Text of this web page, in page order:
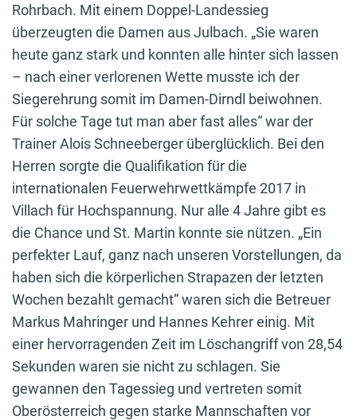
Rohrbach. Mit einem Doppel-Landessieg
überzeugten die Damen aus Julbach. „Sie waren
heute ganz stark und konnten alle hinter sich lassen
– nach einer verlorenen Wette musste ich der
Siegerehrung somit im Damen-Dirndl beiwohnen.
Für solche Tage tut man aber fast alles“ war der
Trainer Alois Schneeberger überglücklich. Bei den
Herren sorgte die Qualifikation für die
internationalen Feuerwehrwettkämpfe 2017 in
Villach für Hochspannung. Nur alle 4 Jahre gibt es
die Chance und St. Martin konnte sie nützen. „Ein
perfekter Lauf, ganz nach unseren Vorstellungen, da
haben sich die körperlichen Strapazen der letzten
Wochen bezahlt gemacht“ waren sich die Betreuer
Markus Mahringer und Hannes Kehrer einig. Mit
einer hervorragenden Zeit im Löschangriff von 28,54
Sekunden waren sie nicht zu schlagen. Sie
gewannen den Tagessieg und vertreten somit
Oberösterreich gegen starke Mannschaften vor